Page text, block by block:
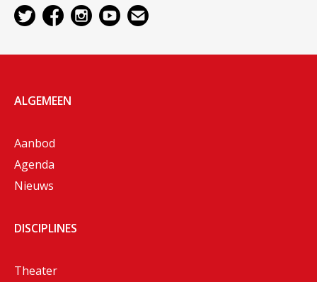
ALGEMEEN
Aanbod
Agenda
Nieuws
DISCIPLINES
Theater